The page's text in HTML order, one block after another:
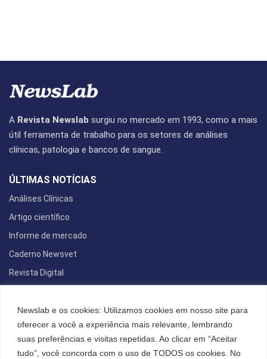
Newslab e os cookies: Utilizamos cookies em nosso site para
oferecer a você a experiência mais relevante, lembrando
suas preferências e visitas repetidas. Ao clicar em “Aceitar
tudo”, você concorda com o uso de TODOS os cookies. No
A Revista Newslab surgiu no mercado em 1993, como a mais
útil ferramenta de trabalho para os setores de análises
clínicas, patologia e bancos de sangue.
ÚLTIMAS NOTÍCIAS
Análises Clínicas
Artigo científico
Informe de mercado
Caderno Newsvet
Revista Digital